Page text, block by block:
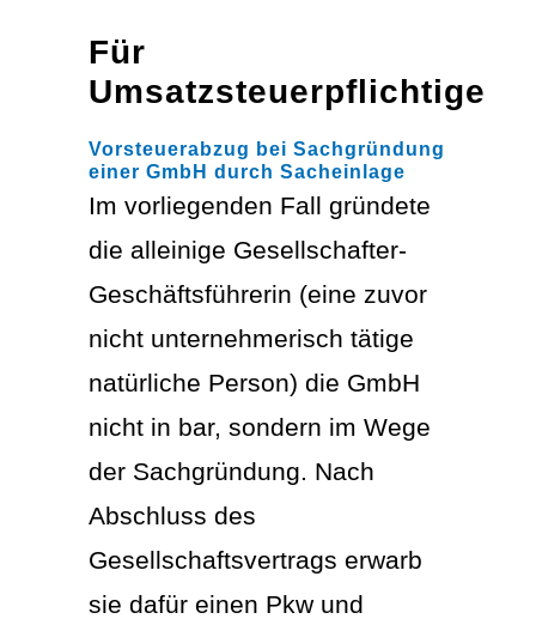
Für
Umsatzsteuerpflichtige
Vorsteuerabzug bei Sachgründung
einer GmbH durch Sacheinlage
Im vorliegenden Fall gründete
die alleinige Gesellschafter-
Geschäftsführerin (eine zuvor
nicht unternehmerisch tätige
natürliche Person) die GmbH
nicht in bar, sondern im Wege
der Sachgründung. Nach
Abschluss des
Gesellschaftsvertrags erwarb
sie dafür einen Pkw und